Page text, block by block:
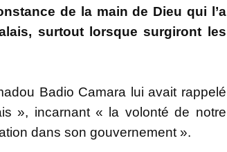
de la main de Dieu qui l’a
surtout lorsque surgiront les
Badio Camara lui avait rappelé
», incarnant « la volonté de notre
dans son gouvernement ».